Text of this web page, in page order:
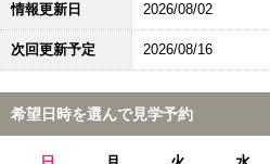
情報更新日 2026/08/02
次回更新予定 2026/08/16
希望日時を選んで見学予約